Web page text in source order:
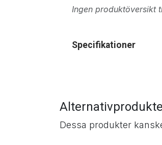
Ingen produktöversikt
Specifikationer
Dessa produkter